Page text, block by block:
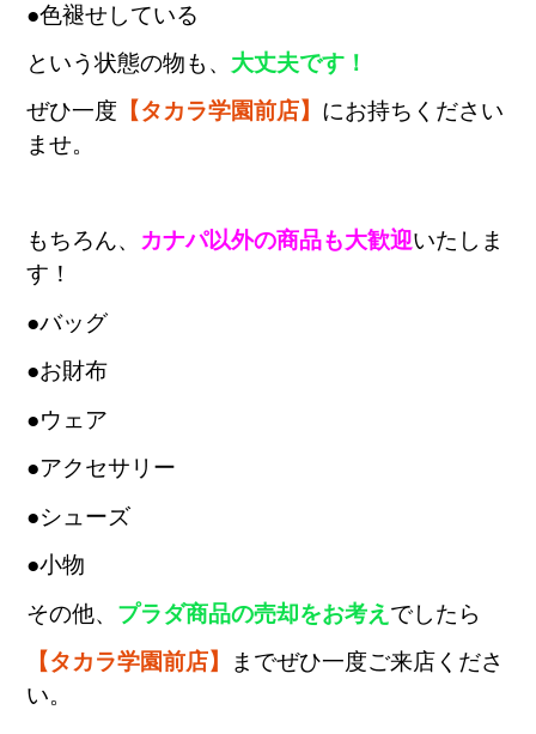
●色褪せしている
という状態の物も、 大丈夫です！
ぜひ一度 【タカラ学園前店】 にお持ちください
ませ。
もちろん、 カナパ以外の商品も大歓迎いたしま
す！
●バッグ
●お財布
●ウェア
●アクセサリー
●シューズ
●小物
その他、 プラダ商品の売却をお考え でしたら
【タカラ学園前店】
までぜひ一度ご来店くださ
い。